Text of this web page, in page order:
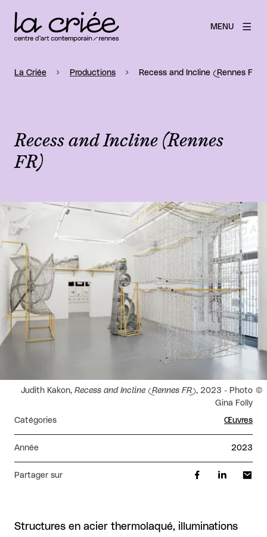
MENU
La Criée Productions Recess and Incline (Rennes FR)
Recess and Incline (Rennes
FR)
Agrandir
Droits réservés :
Judith Kakon, Recess and Incline (Rennes FR), 2023 - Photo
Gina Folly
Catégories Œuvres
Année 2023
Partager sur
Structures en acier thermolaqué, illuminations